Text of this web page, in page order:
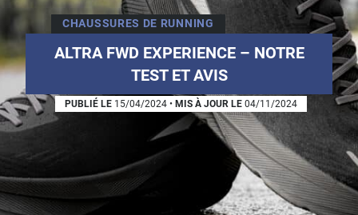
CHAUSSURES DE RUNNING
ALTRA FWD EXPERIENCE – NOTRE
TEST ET AVIS
PUBLIÉ LE 15/04/2024 • MIS À JOUR LE 04/11/2024